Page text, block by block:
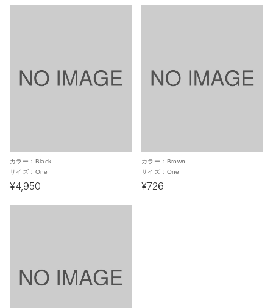
カラー： Black
サイズ： One
¥4,950
カラー： Brown
サイズ： One
¥726